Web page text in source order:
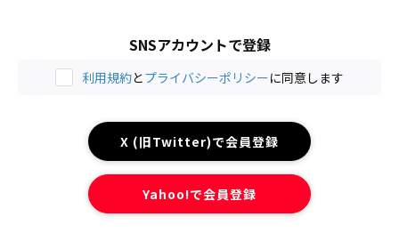
SNSアカウントで登録
利用規約とプライバシーポリシーに同意します
X (旧Twitter)で会員登録
Yahoo!で会員登録